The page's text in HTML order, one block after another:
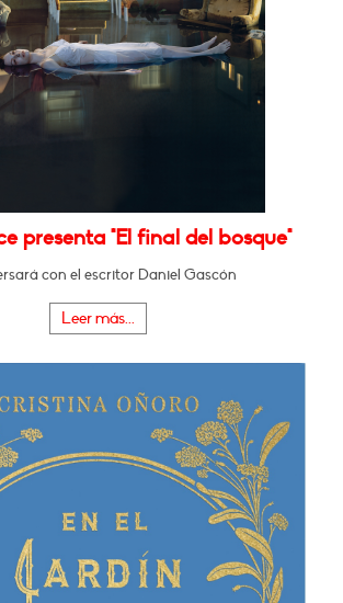
presenta "El final del bosque"
con el escritor Daniel Gascón
Leer más...